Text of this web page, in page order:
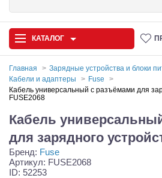
КАТАЛОГ
Автомодели
Запчасти и аксессуары
Игрушки
Самолеты
Главная
Зарядные устройства и блоки
Кабели и адаптеры
Fuse
Кабель универсальный с разъёмами для
FUSE2068
Кабель
для зарядного
Бренд: Fuse
Артикул: FUSE2068
ID: 52253